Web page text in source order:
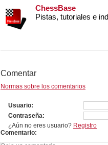
ChessBase
Pistas, tutoriales e
Comentar
Normas sobre los comentarios
Usuario
Contraseña
¿Aún no eres usuario? Registro
Comentario